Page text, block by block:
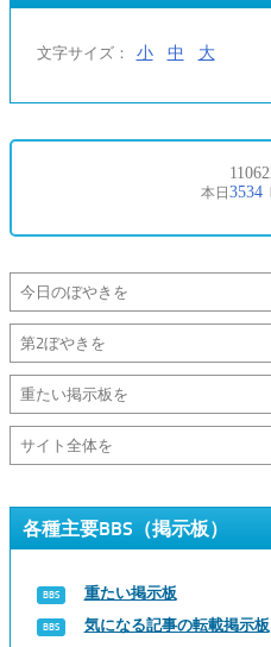
文字サイズ： 小 中 大
各種主要BBS（掲示板）
重たい掲示板
気になる記事の転載掲示板